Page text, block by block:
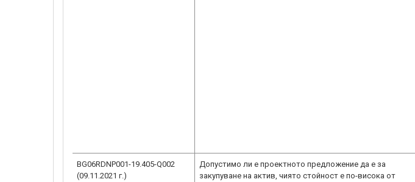
BG06RDNP001-19.405-Q002
(09.11.2021 г.)
Допустимо ли е проектното предложение да е за
закупуване на актив, чиято стойност е по-висока от